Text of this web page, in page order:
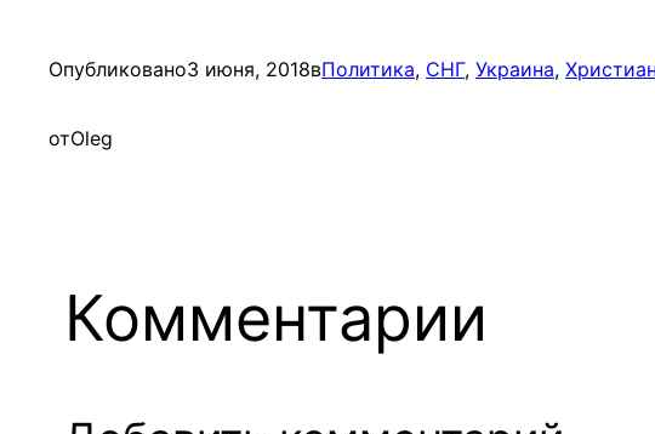
Опубликовано3 июня, 2018вПолитика, СНГ, Украина,
отOleg
Комментарии